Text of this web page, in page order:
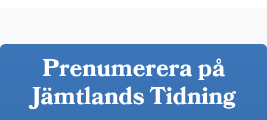
Prenumerera på
Jämtlands Tidning